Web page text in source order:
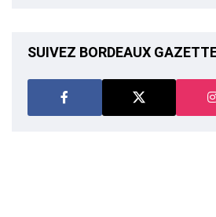
SUIVEZ BORDEAUX